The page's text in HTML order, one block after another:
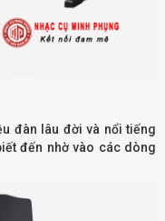
đàn lâu đời và nổi tiếng
đến nhờ vào các dòng